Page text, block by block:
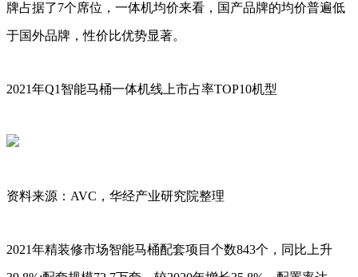
牌占据了7个席位，一体机均价来看，国产品牌的均价普遍低
于国外品牌，性价比优势显著。
2021年Q1智能马桶一体机线上市占率TOP10机型
资料来源：AVC，华经产业研究院整理
2021年精装修市场智能马桶配套项目个数843个，同比上升